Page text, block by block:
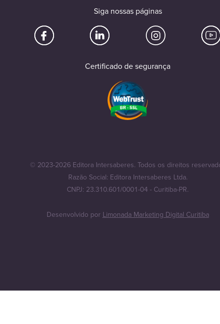
Siga nossas páginas
Certificado de segurança
© 2023-2026 Editora Intersaberes. Todos os direitos
Razão Social: Editora Intersaberes Ltda.
CNPJ: 23.310.601/0001-04 - Curitiba-PR.
Desenvolvido por Limonada Marketing Digital Curitiba